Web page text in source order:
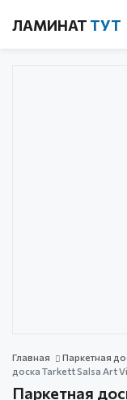
ЛАМИНАТ ТУТ
Главная
Паркетная
доска Tarkett Salsa Art
Паркетная